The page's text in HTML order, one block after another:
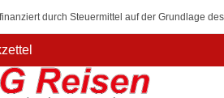
durch Steuermittel auf der Grundlage